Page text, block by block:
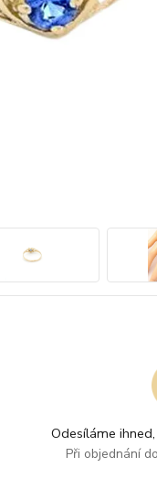
Odesíláme
Při objednání